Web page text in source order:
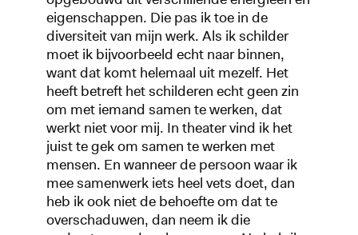
eigenschappen. Die pas ik toe in de
diversiteit van mijn werk. Als ik schilder
moet ik bijvoorbeeld echt naar binnen,
want dat komt helemaal uit mezelf. Het
heeft betreft het schilderen echt geen zin
om met iemand samen te werken, dat
werkt niet voor mij. In theater vind ik het
juist te gek om samen te werken met
mensen. En wanneer de persoon waar ik
mee samenwerk iets heel vets doet, dan
heb ik ook niet de behoefte om dat te
overschaduwen, dan neem ik die